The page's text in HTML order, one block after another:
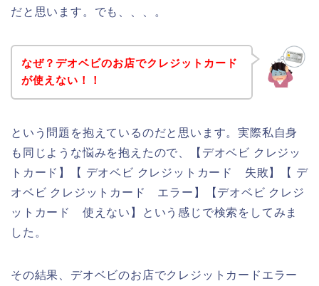
だと思います。でも、、、。
なぜ？デオベビのお店でクレジットカード
が使えない！！
という問題を抱えているのだと思います。実際私自身
も同じような悩みを抱えたので、【デオベビ クレジッ
トカード】【 デオベビ クレジットカード 失敗】【 デ
オベビ クレジットカード エラー】【デオベビ クレジ
ットカード 使えない】という感じで検索をしてみま
した。
その結果、デオベビのお店でクレジットカードエラー